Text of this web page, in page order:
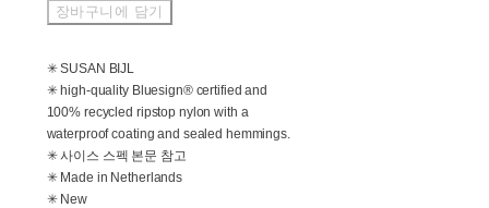
장바구니에 담기
✳ SUSAN BIJL
✳ high-quality Bluesign® certified and
100% recycled ripstop nylon with a
waterproof coating and sealed hemmings.
✳ 사이스 스펙 본문 참고
✳ Made in Netherlands
✳ New